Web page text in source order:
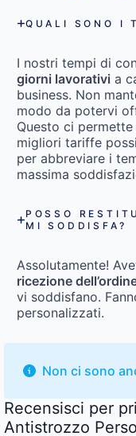
QUALI SONO I
I nostri tempi di
giorni lavorativi a
business. Non
modo da potervi
Questo ci
migliori tariffe
per abbreviare i
massima
POSSO
MI SODDISFA?
Assolutamente!
ricezione
vi soddisfano.
personalizzati.
Non ci sono
Recensisci per
Antistrozzo